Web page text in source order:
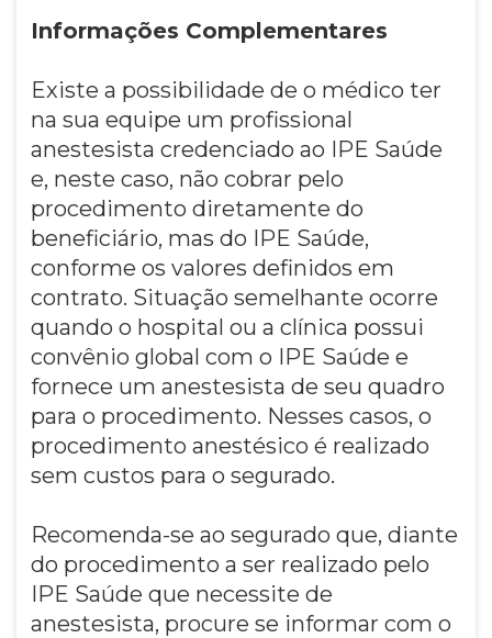
Informações Complementares
Existe a possibilidade de o médico ter
na sua equipe um profissional
anestesista credenciado ao IPE Saúde
e, neste caso, não cobrar pelo
procedimento diretamente do
beneficiário, mas do IPE Saúde,
conforme os valores definidos em
contrato. Situação semelhante ocorre
quando o hospital ou a clínica possui
convênio global com o IPE Saúde e
fornece um anestesista de seu quadro
para o procedimento. Nesses casos, o
procedimento anestésico é realizado
sem custos para o segurado.
Recomenda-se ao segurado que, diante
do procedimento a ser realizado pelo
IPE Saúde que necessite de
anestesista, procure se informar com o